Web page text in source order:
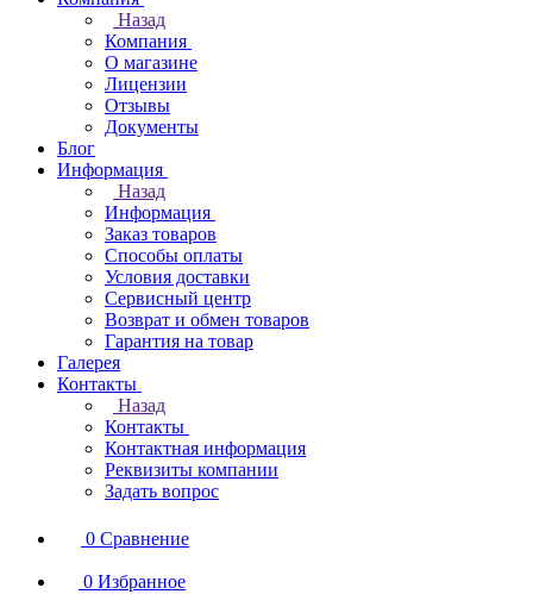
Назад
Компания
О магазине
Лицензии
Отзывы
Документы
Блог
Информация
Назад
Информация
Заказ товаров
Способы оплаты
Условия доставки
Сервисный центр
Возврат и обмен товаров
Гарантия на товар
Галерея
Контакты
Назад
Контакты
Контактная информация
Реквизиты компании
Задать вопрос
0 Сравнение
0 Избранное